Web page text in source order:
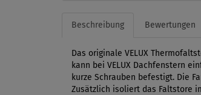
Beschreibung Bewertungen
Das originale VELUX
kann bei VELUX Dachfenstern
kurze Schrauben befestigt. Die
Zusätzlich isoliert das Faltstore